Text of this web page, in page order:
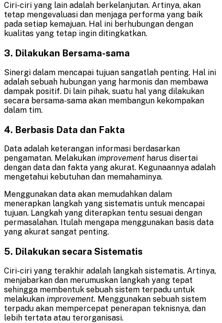
Ciri-ciri yang lain adalah berkelanjutan. Artinya, akan
tetap mengevaluasi dan menjaga performa yang baik
pada setiap kemajuan. Hal ini berhubungan dengan
kualitas yang tetap ingin ditingkatkan.
3. Dilakukan Bersama-sama
Sinergi dalam mencapai tujuan sangatlah penting. Hal ini
adalah sebuah hubungan yang harmonis dan membawa
dampak positif. Di lain pihak, suatu hal yang dilakukan
secara bersama-sama akan membangun kekompakan
dalam tim.
4. Berbasis Data dan Fakta
Data adalah keterangan informasi berdasarkan
pengamatan. Melakukan improvement harus disertai
dengan data dan fakta yang akurat. Kegunaannya adalah
mengetahui kebutuhan dan memahaminya.
Menggunakan data akan memudahkan dalam
menerapkan langkah yang sistematis untuk mencapai
tujuan. Langkah yang diterapkan tentu sesuai dengan
permasalahan. Itulah mengapa menggunakan basis data
yang akurat sangat penting.
5. Dilakukan secara Sistematis
Ciri-ciri yang terakhir adalah langkah sistematis. Artinya,
menjabarkan dan merumuskan langkah yang tepat
sehingga membentuk sebuah sistem terpadu untuk
melakukan improvement. Menggunakan sebuah sistem
terpadu akan mempercepat penerapan teknisnya, dan
lebih tertata atau terorganisasi.